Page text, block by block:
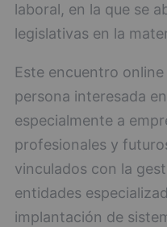
laboral, en la que se
legislativas en la
Este encuentro
persona interesada
especialmente a
profesionales y
vinculados con la
entidades
implantación de